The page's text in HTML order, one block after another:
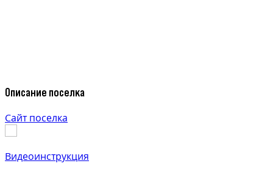
Описание поселка
Сайт поселка
Видеоинструкция